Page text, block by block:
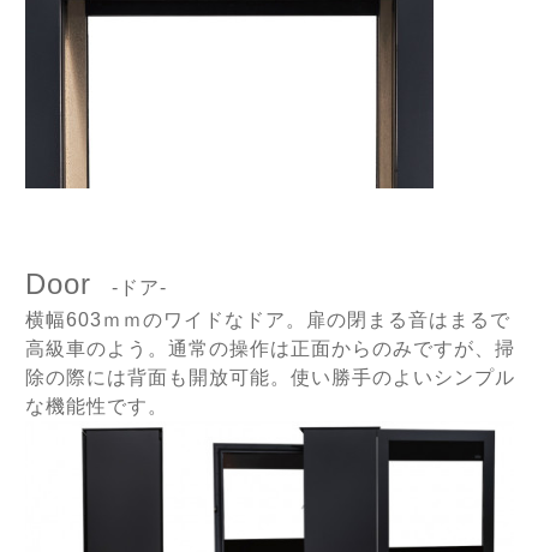
Door -ドア-
横幅603ｍｍのワイドなドア。扉の閉まる音はまるで
高級車のよう。 通常の操作は正面からのみですが、掃
除の際には背面も開放可能。使い勝手のよいシンプル
な機能性です。